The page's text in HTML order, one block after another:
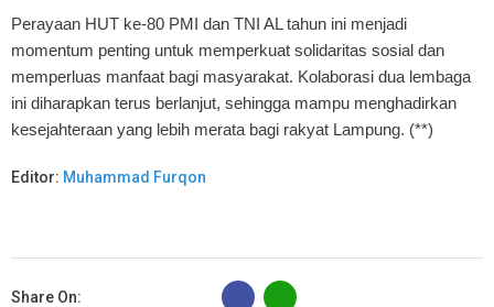
Perayaan HUT ke-80 PMI dan TNI AL tahun ini menjadi
momentum penting untuk memperkuat solidaritas sosial dan
memperluas manfaat bagi masyarakat. Kolaborasi dua lembaga
ini diharapkan terus berlanjut, sehingga mampu menghadirkan
kesejahteraan yang lebih merata bagi rakyat Lampung. (**)
Editor: Muhammad Furqon
Share On:
B